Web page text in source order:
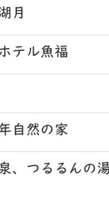
月
テル魚福
自然の家
、つるるんの